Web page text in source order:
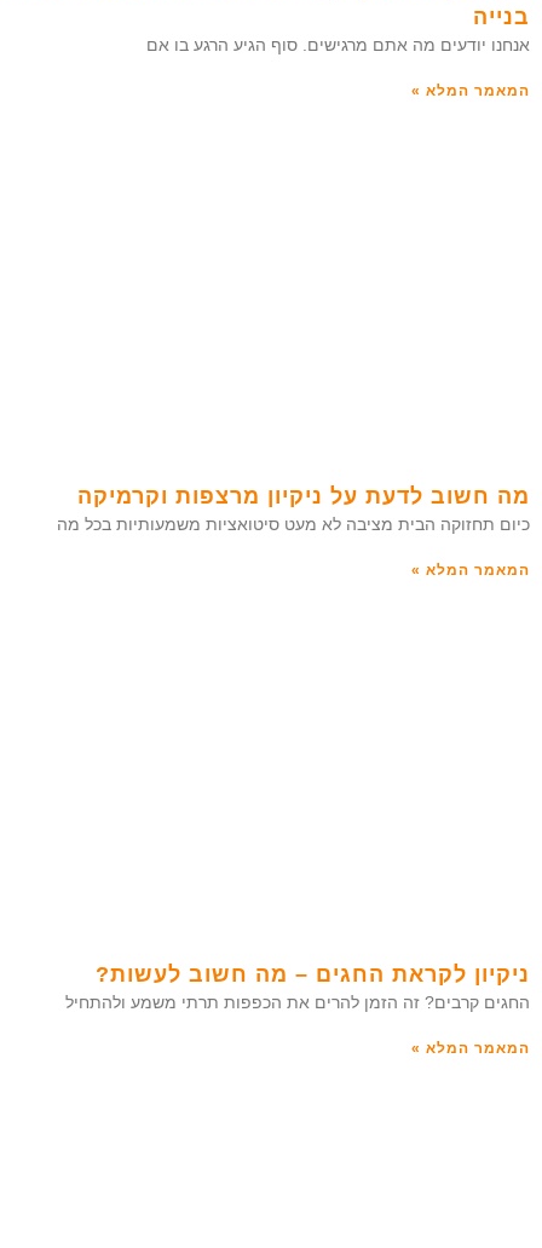
בנייה
אנחנו יודעים מה אתם מרגישים. סוף הגיע הרגע בו אם
המאמר המלא »
מה חשוב לדעת על ניקיון מרצפות וקרמיקה
כיום תחזוקה הבית מציבה לא מעט סיטואציות משמעותיות בכל מה
המאמר המלא »
ניקיון לקראת החגים – מה חשוב לעשות?
החגים קרבים? זה הזמן להרים את הכפפות תרתי משמע ולהתחיל
המאמר המלא »